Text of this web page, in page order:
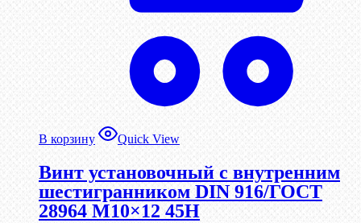
В корзину Quick View
Винт установочный с внутренним
шестигранником DIN 916/ГОСТ
28964 М10×12 45Н